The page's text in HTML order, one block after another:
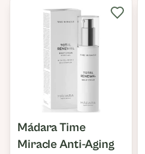
Mádara Time
Miracle Anti-Aging